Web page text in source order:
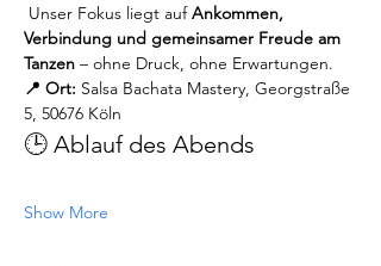
Unser Fokus liegt auf Ankommen,
Verbindung und gemeinsamer Freude am
Tanzen – ohne Druck, ohne Erwartungen.
📍 Ort: Salsa Bachata Mastery, Georgstraße
5, 50676 Köln
🕒 Ablauf des Abends
Show More